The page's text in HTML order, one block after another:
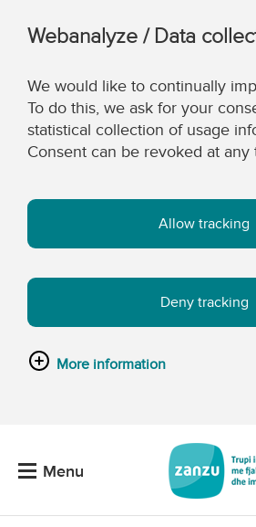
Webanalyze / Data
We would like to continually
To do this, we ask for your
statistical collection of usage
Consent can be revoked at any
Allow tracking
Deny tracking
More information
Menu